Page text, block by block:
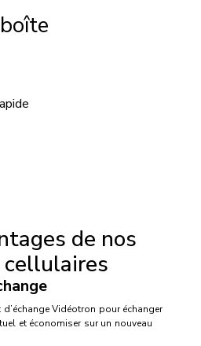
T911: Oui
Oui
de nos
d’échange Vidéotron pour échanger
et économiser sur un nouveau